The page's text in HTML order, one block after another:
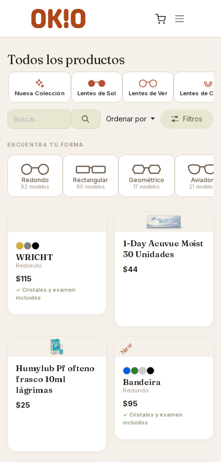
Todos los productos
Nueva Colección Lentes de Sol Lentes de Ver Lentes de
Ordenar por Filtros
ENCUENTRA TU FORMA
Redondo
92 modelos
Rectangular
80 modelos
Geométrico
17 modelos
Aviador
21 modelos
WRICHT
Redondo
$115
✓ Cristales y examen
incluidos
1-Day Acuvue Moist
30 Unidades
$44
Humylub Pf ofteno
frasco 10ml
lágrimas
$25
New
Bandeira
Redondo
$95
✓ Cristales y examen
incluidos